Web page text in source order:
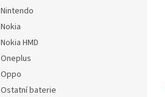
Nintendo
Nokia
Nokia HMD
Oneplus
Oppo
Ostatní baterie